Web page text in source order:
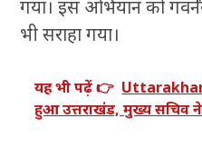
गया। इस अभियान को
भी सराहा गया।
यह भी पढ़ें 👉
हुआ उत्तराखंड, मुख्य सचिव ने